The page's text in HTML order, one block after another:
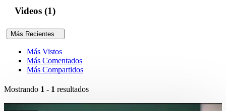
Videos (1)
Más Recientes
Más Vistos
Más Comentados
Más Compartidos
Mostrando 1 - 1 resultados